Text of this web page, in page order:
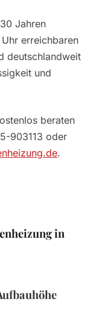
Jahren
erreichbaren
deutschlandweit
und
beraten
903113 oder
.
in